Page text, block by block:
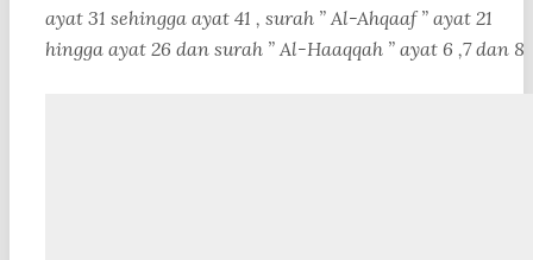
ayat 31 sehingga ayat 41 , surah ” Al-Ahqaaf ” ayat 21
hingga ayat 26 dan surah ” Al-Haaqqah ” ayat 6 ,7 dan 8